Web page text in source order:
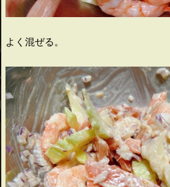
よく混ぜる。